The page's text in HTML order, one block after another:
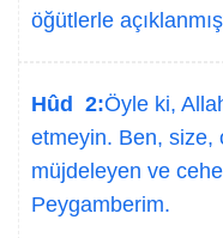
öğütlerle
Hûd 2:Öyle ki,
etmeyin. Ben, size,
müjdeleyen ve
Peygamberim.